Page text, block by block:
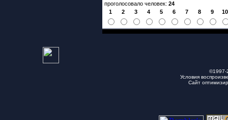
проголосовало человек: 24
1
2 3 4 5 6 7 8 9 10
Условия
Сайт